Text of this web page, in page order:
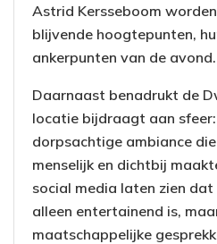
Astrid Kersseboom
blijvende hoogtepunten,
ankerpunten van de avond.
Daarnaast benadrukt de
locatie bijdraagt aan
dorpsachtige ambiance
menselijk en dichtbij
social media laten zien
alleen entertainend is,
maatschappelijke